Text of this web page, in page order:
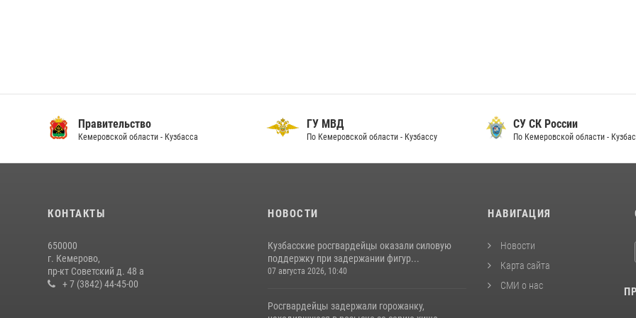
Правительство
Кемеровской области - Кузбасса
ГУ МВД
По Кемеровской области - Кузбассу
СУ СК России
По Кемеровской области -
КОНТАКТЫ
650000
г. Кемерово,
пр-кт Советский д. 48 а
+ 7 (3842) 44-45-00
НОВОСТИ
Кузбасские росгвардейцы оказали силовую
поддержку при задержании фигур...
07 августа 2026, 10:40
Росгвардейцы задержали горожанку,
НАВИГАЦИЯ
Новости
Карта сайта
СМИ о нас